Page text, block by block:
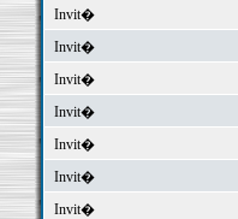
Invit�
Invit�
Invit�
Invit�
Invit�
Invit�
Invit�